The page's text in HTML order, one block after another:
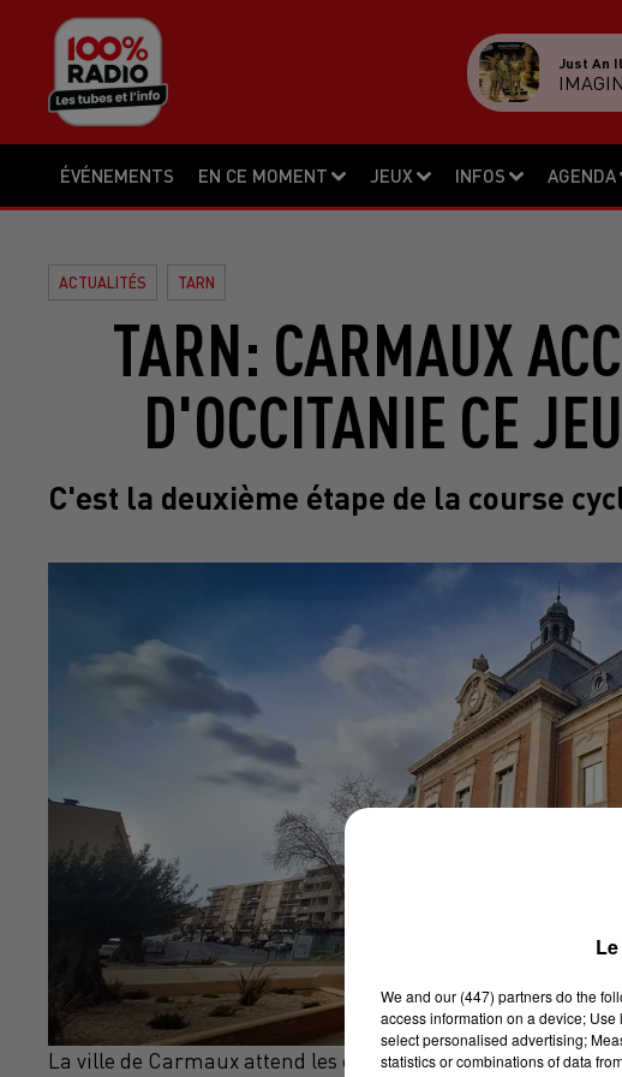
ÉVÉNEMENTS EN CE MOMENT JEUX INFOS AGENDA
Just An
ACTUALITÉS TARN
TARN: CARMAUX
D'OCCITANIE CE
C'est la deuxième étape de la course
La ville de Carmaux attend les coureurs cyclistes
We and our (447) partnersdo the
access information on a device;
select personalised advertising;
statistics or combinations of data